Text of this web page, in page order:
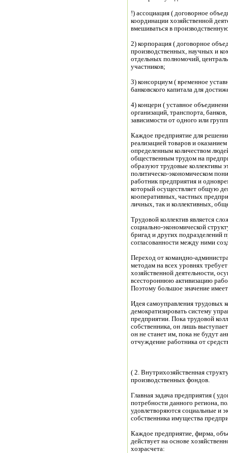
!) ассоциация ( договорное
координации хозяйственной
вмешиваться в
2) корпорация ( договорное
производственных, научных и
отдельных полномочий,
участников;
3) консорциум ( временное
банковского капитала для
4) концерн ( уставное
организаций, транспорта,
зависимости от одного или
Каждое предприятие для
реализацией товаров и
определенным количеством
общественным трудом на
образуют трудовые коллективы
политическо-экономическом
работник предприятия и
который осуществляет общую
кооперативных, частных
личных, так и коллективных,
Трудовой коллектив является
социально-экономической
бригад и других подразделений
согласованности между ними
Переход от командно-
методам на всех уровнях
хозяйственной деятельности,
всестороннюю активизацию
Поэтому большое значение
Идея самоуправления трудовых
демократизировать систему
предприятии. Пока трудовой
собственника, он лишь
он не станет им, пока не будут
отчуждение работника от
( 2. Внутрихозяйственная
производственных фондов.
Главная задача предприятия (
потребности данного региона,
удовлетворяются социальные и
собственника имущества
Каждое предприятие, фирма,
действует на основе
хозрасчета: